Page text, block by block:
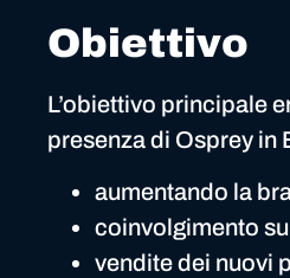
Obiettivo
L’obiettivo principale
presenza di Osprey in
aumentando la
coinvolgimento
vendite dei nuovi